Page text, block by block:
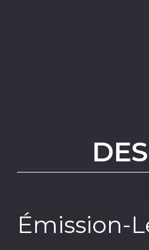
Émission-